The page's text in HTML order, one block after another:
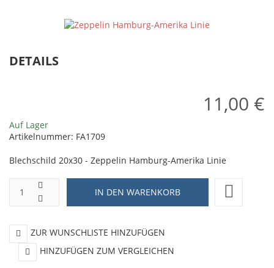
DETAILS
11,00 €
Auf Lager
Artikelnummer: FA1709
Blechschild 20x30 - Zeppelin Hamburg-Amerika Linie
ZUR WUNSCHLISTE HINZUFÜGEN
HINZUFÜGEN ZUM VERGLEICHEN